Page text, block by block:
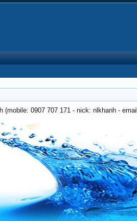
(mobile: 0907 707 171 - nick: nlkhanh -